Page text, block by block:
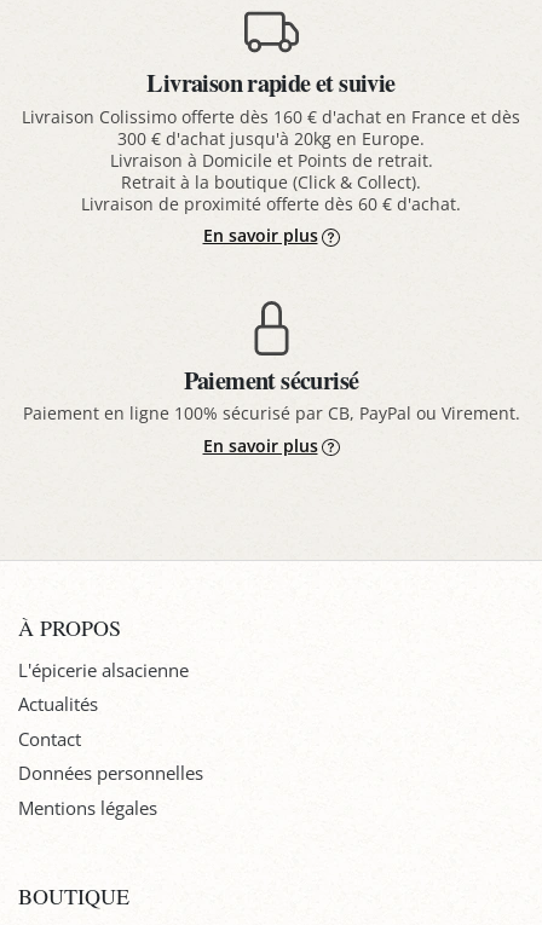
Livraison rapide et suivie
Livraison Colissimo offerte dès 160 € d'achat en France et dès
300 € d'achat jusqu'à 20kg en Europe.
Livraison à Domicile et Points de retrait.
Retrait à la boutique (Click & Collect).
Livraison de proximité offerte dès 60 € d'achat.
En savoir plus
Paiement sécurisé
Paiement en ligne 100% sécurisé par CB, PayPal ou Virement.
En savoir plus
À PROPOS
L'épicerie alsacienne
Actualités
Contact
Données personnelles
Mentions légales
BOUTIQUE